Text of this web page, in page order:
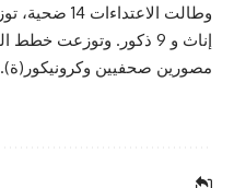
مصورين صحفيين وكرونيكور(ة).